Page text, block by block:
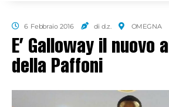
6 Febbraio 2016 di d.z. OMEGNA
E’ Galloway il nuovo
della Paffoni